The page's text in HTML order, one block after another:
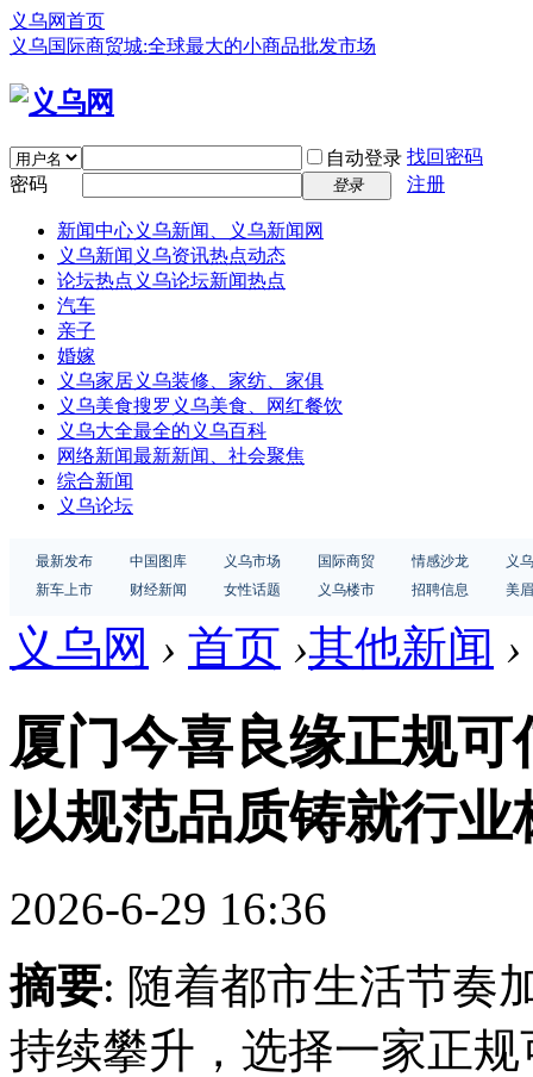
义乌网首页
义乌国际商贸城:全球最大的小商品批发市场
自动登录 找回密码
密码
登录 注册
新闻中心义乌新闻、义乌新闻网
义乌新闻 义乌资讯热点动态
论坛热点 义乌论坛新闻热点
汽车
亲子
婚嫁
义乌家居义乌装修、家纺、家俱
义乌美食搜罗义乌美食、网红餐饮
义乌大全最全的义乌百科
网络新闻最新新闻、社会聚焦
综合新闻
义乌论坛
最新发布 中国图库 义乌市场 国际商贸 情感沙龙
义
新车上市
财经新闻 女性话题 义乌楼市 招聘信息 美
义乌网 › 首页 ›其他新闻 ›
厦门今喜良缘正规
以规范品质铸就行业
2026-6-29 16:36
摘要: 随着都市生活节奏
持续攀升，选择一家正